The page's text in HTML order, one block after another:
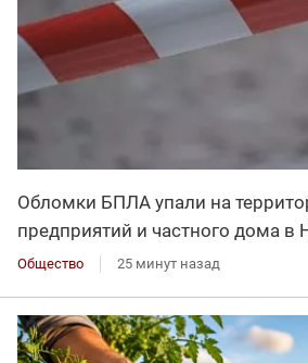
Обломки БПЛА упали на
предприятий и частного дома в
Общество 25 минут назад